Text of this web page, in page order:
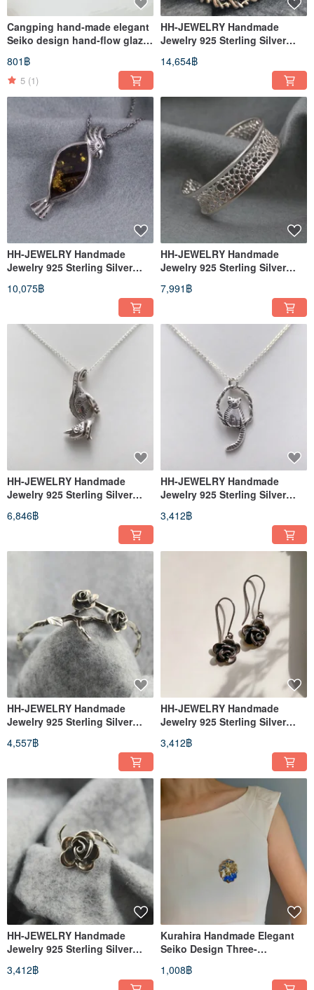
Cangping hand-made elegant
Seiko design hand-flow glaze
rich peony three-dimensional
art pin / brooch
801฿
5 (1)
HH-JEWELRY Handmade
Jewelry 925 Sterling Silver
Bracelet Silver Ornament
Stacked Arhat / Bracelet
14,654฿
HH-JEWELRY Handmade
Jewelry 925 Sterling Silver
Necklace Silver Amber
Necklace/Parrot Necklace
10,075฿
HH-JEWELRY Handmade
Jewelry 925 Sterling Silver
Bracelet Silver Jewelry
Mesh/Bracelet
7,991฿
HH-JEWELRY Handmade
Jewelry 925 Sterling Silver
Necklace Silver
Chameleon/Reptile Necklace
6,846฿
HH-JEWELRY Handmade
Jewelry 925 Sterling Silver
Necklace Cat/Cat Necklace in
Silver Bakery
3,412฿
HH-JEWELRY Handmade
Jewelry 925 Sterling Silver
Rose Bracelet
4,557฿
HH-JEWELRY Handmade
Jewelry 925 Sterling Silver
Rose Earrings
3,412฿
HH-JEWELRY Handmade
Jewelry 925 Sterling Silver
Rose Ring
3,412฿
Kurahira Handmade Elegant
Seiko Design Three-
dimensional Art Pin/Badge
Jewelry (Landscape Painting-
1,008฿